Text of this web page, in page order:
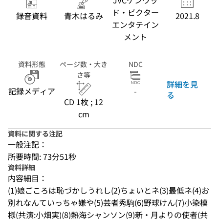
録音資料 青木はるみ
ド・ビクター
エンタテイン
メント
2021.8
資料形態
記録メディア
ページ数・大き
さ等
CD 1枚 ; 12
cm
NDC
-
詳細を見
る
資料に関する注記
一般注記：
所要時間: 73分51秒
資料詳細
内容細目：
(1)娘ごころは恥づかしうれし(2)ちょいとネ(3)最低ネ(4)お
別れなんていっちゃ嫌や(5)芸者秀駒(6)野球けん(7)小染模
様(共演:小畑実)(8)熱海シャンソン(9)新・月よりの使者(共